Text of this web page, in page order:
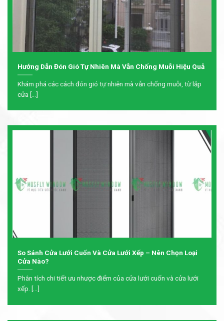
Hướng Dẫn Đón Gió Tự Nhiên Mà Vẫn Chống Muỗi Hiệu Quả
Khám phá các cách đón gió tự nhiên mà vẫn chống muỗi, từ lắp
cửa [...]
So Sánh Cửa Lưới Cuốn Và Cửa Lưới Xếp – Nên Chọn Loại
Cửa Nào?
Phân tích chi tiết ưu nhược điểm của cửa lưới cuốn và cửa lưới
xếp. [...]